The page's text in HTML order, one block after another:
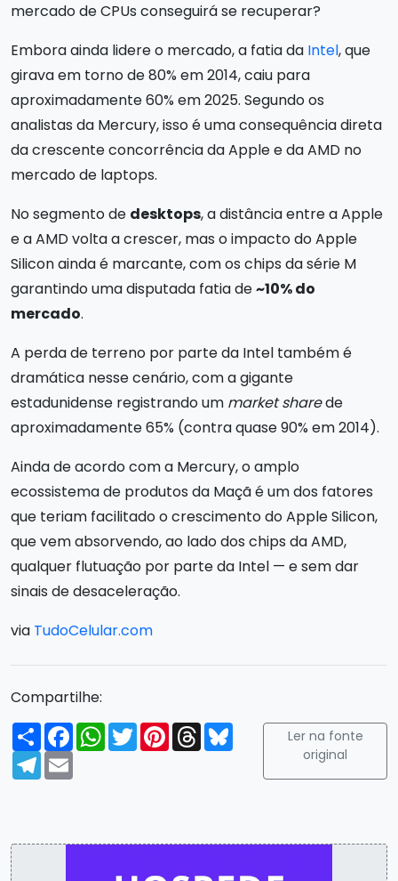
mercado de CPUs conseguirá se recuperar?
Embora ainda lidere o mercado, a fatia da Intel, que
girava em torno de 80% em 2014, caiu para
aproximadamente 60% em 2025. Segundo os
analistas da Mercury, isso é uma consequência direta
da crescente concorrência da Apple e da AMD no
mercado de laptops.
No segmento de desktops, a distância entre a Apple
e a AMD volta a crescer, mas o impacto do Apple
Silicon ainda é marcante, com os chips da série M
garantindo uma disputada fatia de~10% do
mercado.
A perda de terreno por parte da Intel também é
dramática nesse cenário, com a gigante
estadunidense registrando um market sharede
aproximadamente 65% (contra quase 90% em 2014).
Ainda de acordo com a Mercury, o amplo
ecossistema de produtos da Maçã é um dos fatores
que teriam facilitado o crescimento do Apple Silicon,
que vem absorvendo, ao lado dos chips da AMD,
qualquer flutuação por parte da Intel — e sem dar
sinais de desaceleração.
via TudoCelular.com
Compartilhe:
Compartilhar
FacebookWhatsApp
TwitterPinterest
ThreadsBluesky
Telegram
Email
Ler na fonte
original